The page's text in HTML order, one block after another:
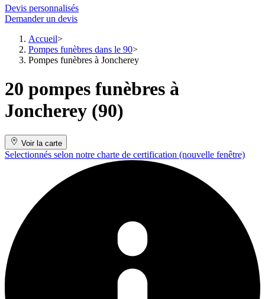
Devis personnalisés
Demander un devis
Accueil
Pompes funèbres dans le 90
Pompes funèbres à Joncherey
20 pompes funèbres à
Joncherey (90)
Voir la carte
Selectionnés selon notre charte de certification (nouvelle fenêtre)